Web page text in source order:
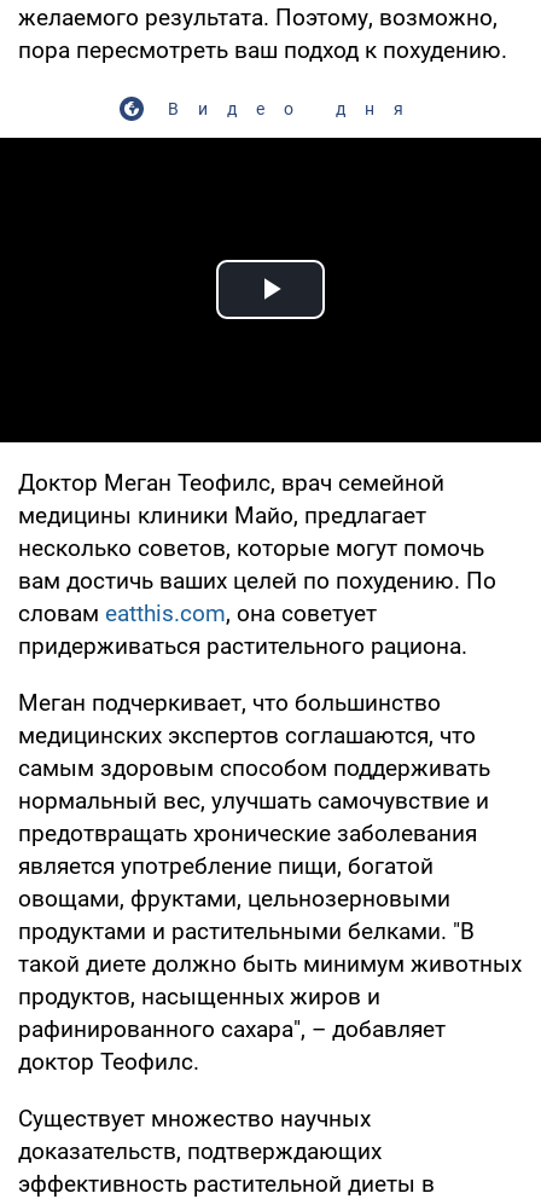
желаемого результата. Поэтому, возможно,
пора пересмотреть ваш подход к похудению.
Видео дня
Play Video
Доктор Меган Теофилс, врач семейной
медицины клиники Майо, предлагает
несколько советов, которые могут помочь
вам достичь ваших целей по похудению. По
словам eatthis.com, она советует
придерживаться растительного рациона.
Меган подчеркивает, что большинство
медицинских экспертов соглашаются, что
самым здоровым способом поддерживать
нормальный вес, улучшать самочувствие и
предотвращать хронические заболевания
является употребление пищи, богатой
овощами, фруктами, цельнозерновыми
продуктами и растительными белками. "В
такой диете должно быть минимум животных
продуктов, насыщенных жиров и
рафинированного сахара", – добавляет
доктор Теофилс.
Существует множество научных
доказательств, подтверждающих
эффективность растительной диеты в